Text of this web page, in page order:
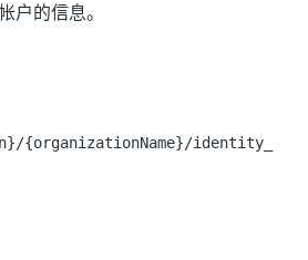
户的信息。
{organizationName}/identity_